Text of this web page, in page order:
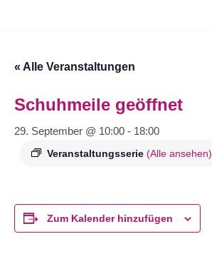
springen
« Alle Veranstaltungen
Schuhmeile geöffnet
29. September @ 10:00 - 18:00
Veranstaltungsserie (Alle ansehen)
Zum Kalender hinzufügen